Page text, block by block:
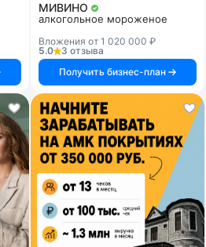
МИВИНО
алкогольное мороженое
Вложения от 1 020 000 ₽
5.0
3 отзыва
Получить бизнес-план